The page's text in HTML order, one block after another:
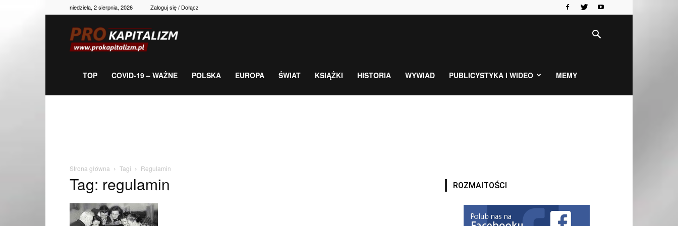
niedziela, 2 sierpnia, 2026 Zaloguj się / Dołącz
gospodarka,
TOP COVID-19 – WAŻNE POLSKA EUROPA ŚWIAT KSIĄŻKI HISTORIA WYWIAD PUBLICYSTYKA I WIDEO MEMY
Strona główna Tagi Regulamin
Tag: regulamin ROZMAITOŚCI